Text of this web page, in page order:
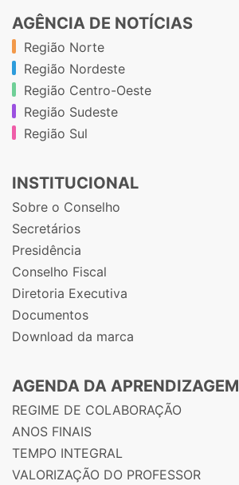
AGÊNCIA DE NOTÍCIAS
Região Norte
Região Nordeste
Região Centro-Oeste
Região Sudeste
Região Sul
INSTITUCIONAL
Sobre o Conselho
Secretários
Presidência
Conselho Fiscal
Diretoria Executiva
Documentos
Download da marca
AGENDA DA APRENDIZAGEM
REGIME DE COLABORAÇÃO
ANOS FINAIS
TEMPO INTEGRAL
VALORIZAÇÃO DO PROFESSOR